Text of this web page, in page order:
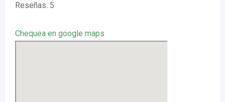
Reseñas: 5
Chequea en google maps